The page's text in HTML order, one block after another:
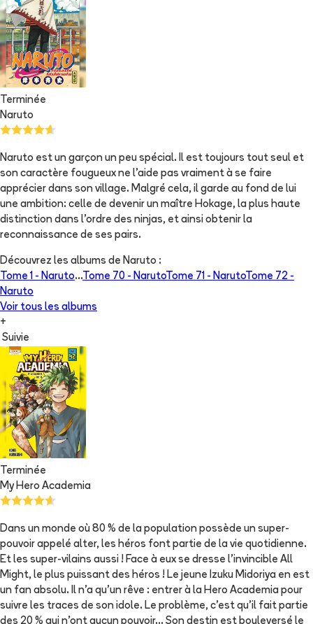
Terminée
Naruto
Naruto est un garçon un peu spécial. Il est toujours tout seul et
son caractère fougueux ne l'aide pas vraiment à se faire
apprécier dans son village. Malgré cela, il garde au fond de lui
une ambition: celle de devenir un maître Hokage, la plus haute
distinction dans l'ordre des ninjas, et ainsi obtenir la
reconnaissance de ses pairs.
Découvrez les albums de Naruto :
Tome 1 - Naruto...Tome 70 - NarutoTome 71 - NarutoTome 72 -
Naruto
Voir tous les albums
+
Suivie
Terminée
My Hero Academia
Dans un monde où 80 % de la population possède un super-
pouvoir appelé alter, les héros font partie de la vie quotidienne.
Et les super-vilains aussi ! Face à eux se dresse l’invincible All
Might, le plus puissant des héros ! Le jeune Izuku Midoriya en est
un fan absolu. Il n’a qu’un rêve : entrer à la Hero Academia pour
suivre les traces de son idole. Le problème, c’est qu’il fait partie
des 20 % qui n’ont aucun pouvoir… Son destin est bouleversé le